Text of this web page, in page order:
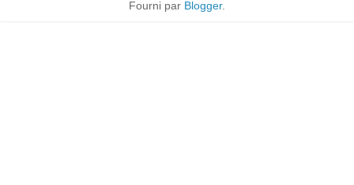
Fourni par Blogger.